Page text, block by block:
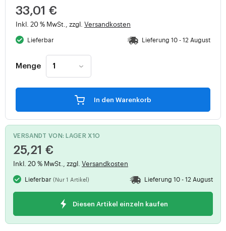
33,01 €
Inkl. 20 % MwSt., zzgl. Versandkosten
Lieferbar Lieferung 10 - 12 August
Menge
In den Warenkorb
VERSANDT VON: LAGER X1O
25,21 €
Inkl. 20 % MwSt., zzgl. Versandkosten
Lieferbar(Nur 1 Artikel) Lieferung 10 - 12 August
Diesen Artikel einzeln kaufen